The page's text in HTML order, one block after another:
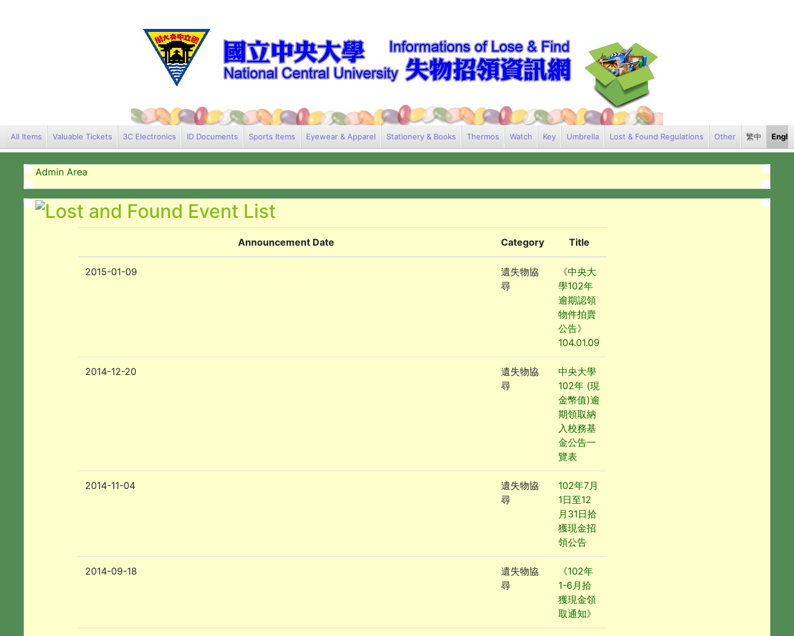
All Items Valuable Tickets 3C Electronics ID Documents Sports Items Eyewear & Apparel Stationery & Books Thermos Watch Key Umbrella Lost & Found Regulations Other 繁中
Admin Area
Announcement Date Category Title
2015-01-09
遺失物協
尋
《中央大
學102年
逾期認領
物件拍賣
公告》
104.01.09
2014-12-20
遺失物協
尋
中央大學
102年 (現
金幣值)逾
期領取納
入校務基
金公告一
覽表
2014-11-04
遺失物協
尋
102年7月
1日至12
月31日拾
獲現金招
領公告
2014-09-18
遺失物協
尋
《102年
1-6月拾
獲現金領
取通知》